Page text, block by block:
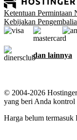
Ketentuan Permintaan
Kebijakan
dan lainnya
© 2004-2026
yang beri Anda kontrol
Harga belum termasuk